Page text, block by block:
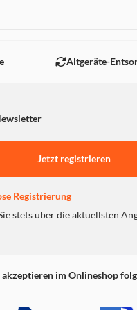
Altgeräte-
Jetzt registrieren
Registrierung
stets über die aktuellsten
im Onlineshop